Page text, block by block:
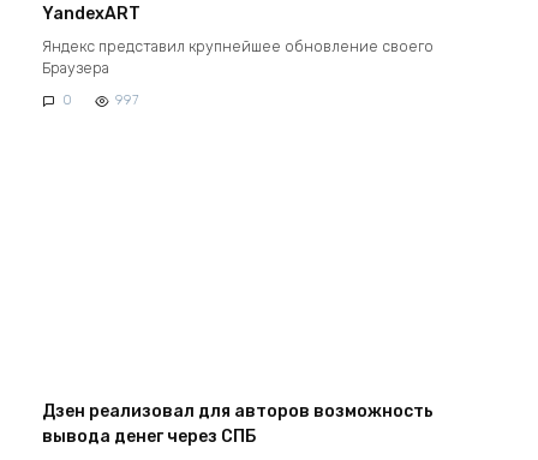
YandexART
Яндекс представил крупнейшее обновление своего
Браузера
0 997
Дзен реализовал для авторов возможность
вывода денег через СПБ